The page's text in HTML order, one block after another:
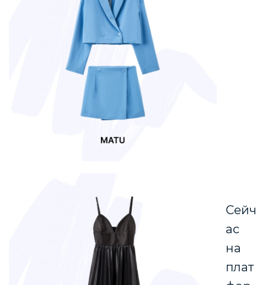
Сейч
ас
на
плат